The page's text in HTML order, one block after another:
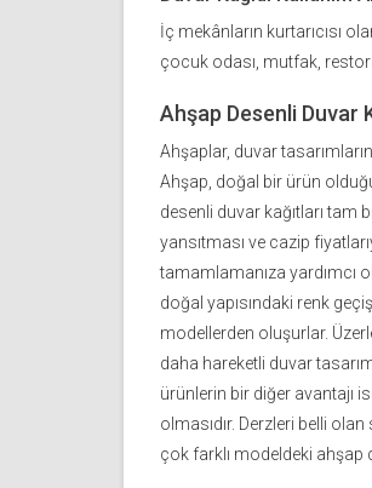
İç mekânların kurtarıcısı
çocuk odası, mutfak,
Ahşap Desenli Duvar
Ahşaplar, duvar
Ahşap, doğal bir ürün
desenli duvar kağıtları tam
yansıtması ve cazip
tamamlamanıza yardımcı
doğal yapısındaki renk
modellerden oluşurlar.
daha hareketli duvar
ürünlerin bir diğer avantajı
olmasıdır. Derzleri belli
çok farklı modeldeki ahşap